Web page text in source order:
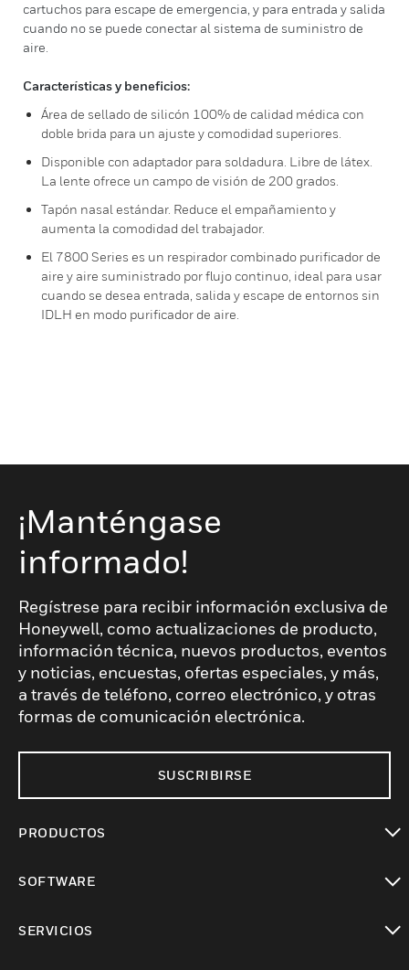
cartuchos para escape de emergencia, y para entrada y salida
cuando no se puede conectar al sistema de suministro de
aire.
Características y beneficios:
Área de sellado de silicón 100% de calidad médica con
doble brida para un ajuste y comodidad superiores.
Disponible con adaptador para soldadura. Libre de látex.
La lente ofrece un campo de visión de 200 grados.
Tapón nasal estándar. Reduce el empañamiento y
aumenta la comodidad del trabajador.
El 7800 Series es un respirador combinado purificador de
aire y aire suministrado por flujo continuo, ideal para usar
cuando se desea entrada, salida y escape de entornos sin
IDLH en modo purificador de aire.
¡Manténgase
informado!
Regístrese para recibir información exclusiva de
Honeywell, como actualizaciones de producto,
información técnica, nuevos productos, eventos
y noticias, encuestas, ofertas especiales, y más,
a través de teléfono, correo electrónico, y otras
formas de comunicación electrónica.
SUSCRIBIRSE
PRODUCTOS
SOFTWARE
SERVICIOS